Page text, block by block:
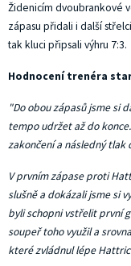
Židenicím dvoubrankové
zápasu přidali i další
tak kluci připsali výhru 7:3.
Hodnocení trenéra
"Do obou zápasů jsme si
tempo udržet až do
zakončení a následný tlak
V prvním zápase proti
slušně a dokázali jsme si
byli schopni vstřelit první
soupeř toho využil a
které zvládnul lépe